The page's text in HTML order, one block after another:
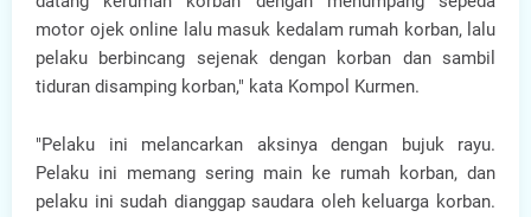
motor ojek online lalu masuk kedalam rumah korban, lalu
pelaku berbincang sejenak dengan korban dan sambil
tiduran disamping korban," kata Kompol Kurmen.
"Pelaku ini melancarkan aksinya dengan bujuk rayu.
Pelaku ini memang sering main ke rumah korban, dan
pelaku ini sudah dianggap saudara oleh keluarga korban.